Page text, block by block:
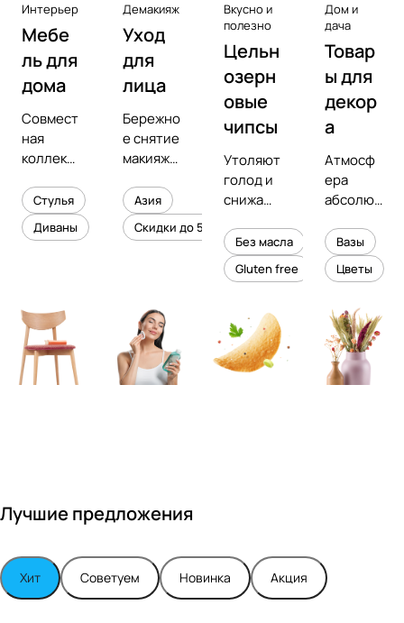
Интерьер
Мебе
ль для
дома
Совмест
ная
коллекц
предмет
ным
дизайне
Турским
Стулья
Диваны
Демакияж
Уход
для
лица
Бережно
е снятие
макияжа
увлажне
ние
кожи
Азия
Скидки до 50%
Вкусно и
полезно
Цельн
озерн
овые
чипсы
Утоляют
голод и
снижают
холесте
рина
Без масла
Gluten free
Дом и
дача
Товар
ы для
декор
а
Атмосф
ера
абсолют
уюта в
вашем
интерье
Вазы
Цветы
Лучшие предложения
Хит Советуем Новинка Акция